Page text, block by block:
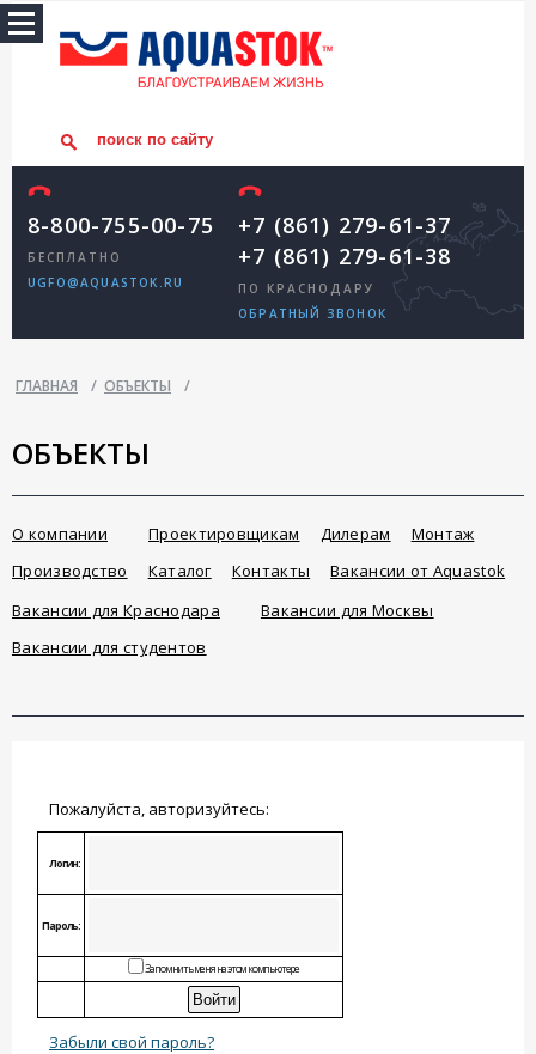
8-800-755-00-75
БЕСПЛАТНО
UGFO@AQUASTOK.RU
+7 (861) 279-61-37
+7 (861) 279-61-38
ПО КРАСНОДАРУ
ОБРАТНЫЙ ЗВОНОК
ГЛАВНАЯ / ОБЪЕКТЫ /
ОБЪЕКТЫ
О компании Проектировщикам Дилерам
Монтаж
Производство
Каталог Контакты
Вакансии от Aquastok
Вакансии для Краснодара
Вакансии для Москвы
Вакансии для студентов
Пожалуйста, авторизуйтесь:
Логин:
Пароль:
Запомнить меня на этом компьютере
Забыли свой пароль?